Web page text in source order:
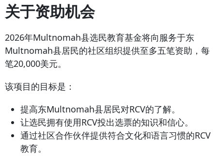
关于资助机会
2026年Multnomah县选民教育基金将向服务于东
Multnomah县居民的社区组织提供至多五笔资助，每
笔20,000美元。
该项目的目标是：
提高东Multnomah县居民对RCV的了解。
让选民拥有使用RCV投出选票的知识和信心。
通过社区合作伙伴提供符合文化和语言习惯的RCV
教育。